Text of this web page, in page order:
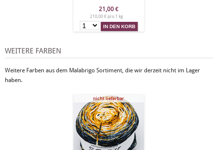
21,00 €
210,00 € pro 1 kg
WEITERE FARBEN
Weitere Farben aus dem Malabrigo Sortiment, die wir derzeit nicht im Lager
haben.
nicht lieferbar